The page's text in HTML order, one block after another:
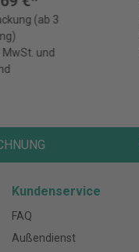
(ab 3
und
Kundenservice
FAQ
Außendienst